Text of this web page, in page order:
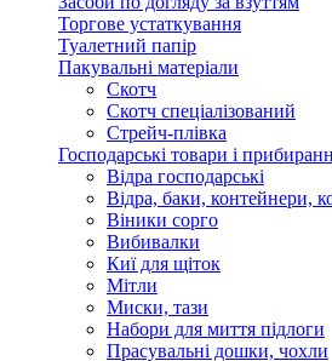
Торгове устаткування
Туалетний папір
Пакувальні матеріали
Скотч
Скотч спеціалізований
Стрейч-плівка
Господарські товари і
Відра господарські
Відра, баки, контейнери,
Віники сорго
Вибивалки
Киї для щіток
Мітли
Миски, тази
Набори для миття підлоги
Прасувальні дошки, чохли